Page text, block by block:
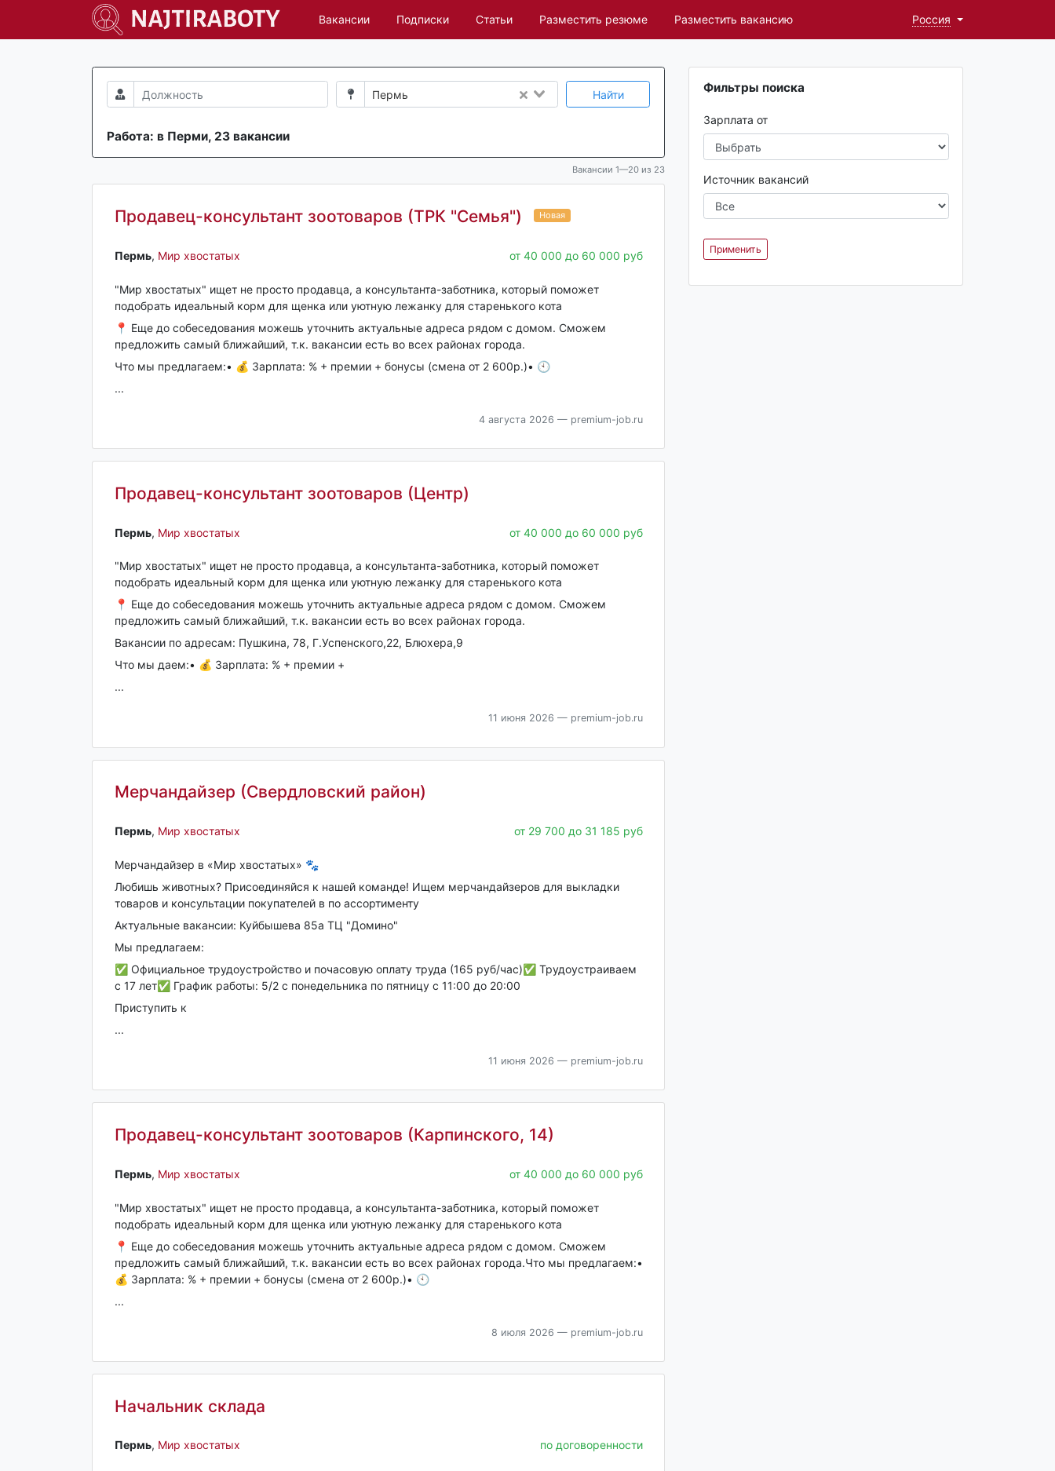
Вакансии Подписки Статьи Разместить резюме Разместить вакансию Россия
Пермь Найти
Работа: в Перми, 23 вакансии
Вакансии 1—20 из 23
Продавец-консультант зоотоваров (ТРК "Семья") Новая
Пермь‎, Мир хвостатых от 40 000 до 60 000 руб
"Мир хвостатых" ищет не просто продавца, а консультанта-заботника, который поможет
подобрать идеальный корм для щенка или уютную лежанку для старенького кота
📍 Еще до собеседования можешь уточнить актуальные адреса рядом с домом. Сможем
предложить самый ближайший, т.к. вакансии есть во всех районах города.
Что мы предлагаем:• 💰 Зарплата: % + премии + бонусы (смена от 2 600р.)• 🕙
...
4 августа 2026 — premium-job.ru
Продавец-консультант зоотоваров (Центр)
Пермь‎, Мир хвостатых от 40 000 до 60 000 руб
"Мир хвостатых" ищет не просто продавца, а консультанта-заботника, который поможет
подобрать идеальный корм для щенка или уютную лежанку для старенького кота
📍 Еще до собеседования можешь уточнить актуальные адреса рядом с домом. Сможем
предложить самый ближайший, т.к. вакансии есть во всех районах города.
Вакансии по адресам: Пушкина, 78, Г.Успенского,22, Блюхера,9
Что мы даем:• 💰 Зарплата: % + премии +
...
11 июня 2026 — premium-job.ru
Мерчандайзер (Свердловский район)
Пермь‎, Мир хвостатых от 29 700 до 31 185 руб
Мерчандайзер в «Мир хвостатых» 🐾
Любишь животных? Присоединяйся к нашей команде! Ищем мерчандайзеров для выкладки
товаров и консультации покупателей в по ассортименту
Актуальные вакансии: Куйбышева 85а ТЦ "Домино"
Мы предлагаем:
✅ Официальное трудоустройство и почасовую оплату труда (165 руб/час)✅ Трудоустраиваем
с 17 лет✅ График работы: 5/2 с понедельника по пятницу с 11:00 до 20:00
Приступить к
...
11 июня 2026 — premium-job.ru
Продавец-консультант зоотоваров (Карпинского, 14)
Пермь‎, Мир хвостатых от 40 000 до 60 000 руб
"Мир хвостатых" ищет не просто продавца, а консультанта-заботника, который поможет
подобрать идеальный корм для щенка или уютную лежанку для старенького кота
📍 Еще до собеседования можешь уточнить актуальные адреса рядом с домом. Сможем
предложить самый ближайший, т.к. вакансии есть во всех районах города.Что мы предлагаем:•
💰 Зарплата: % + премии + бонусы (смена от 2 600р.)• 🕙
...
8 июля 2026 — premium-job.ru
Начальник склада
Пермь‎, Мир хвостатых по договоренности
Фильтры поиска
Зарплата от
Источник вакансий
Применить